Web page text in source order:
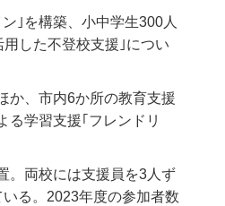
｣を構築、小中学生300人
した不登校支援｣につい
か、市内6か所の教育支援
る学習支援｢フレンドリ
。両校には支援員を3人ず
る。2023年度の参加者数